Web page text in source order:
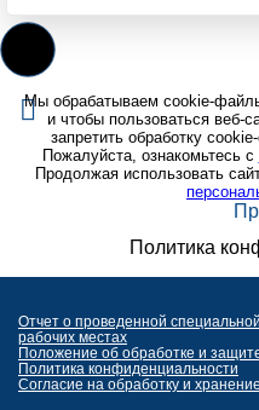
Мы обрабатываем cookie-
и чтобы пользоваться
запретить обработку
Пожалуйста, ознакомьтесь с
Продолжая использовать
Политика
Отчет о проведенной
рабочих местах
Положение об обработке и
Политика конфиденциальности
Согласие на обработку и